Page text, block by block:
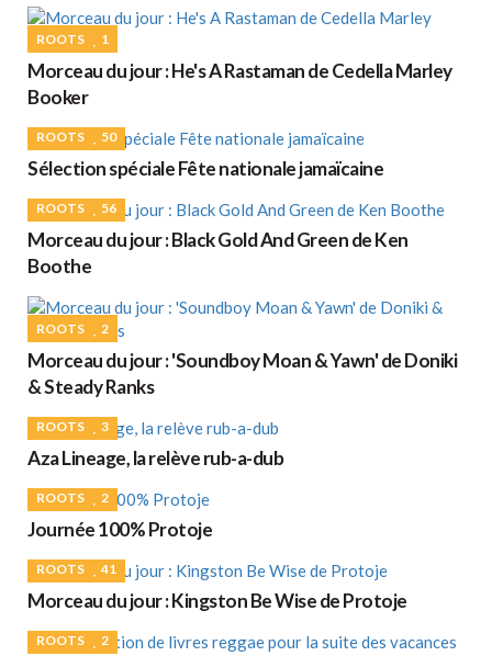
ROOTS 1
Morceau du jour : He's A Rastaman de Cedella Marley
Booker
ROOTS 50
Sélection spéciale Fête nationale jamaïcaine
ROOTS 56
Morceau du jour : Black Gold And Green de Ken
Boothe
ROOTS 2
Morceau du jour : 'Soundboy Moan & Yawn' de Doniki
& Steady Ranks
ROOTS 3
Aza Lineage, la relève rub-a-dub
ROOTS 2
Journée 100% Protoje
ROOTS 41
Morceau du jour : Kingston Be Wise de Protoje
ROOTS 2